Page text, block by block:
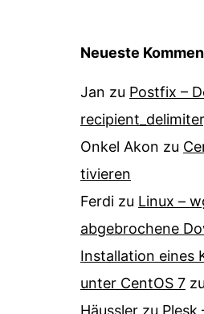
Neueste
Jan zu Postfix –
Onkel Akon zu
ti­vie­ren
Ferdi zu Linux –
abgebrochene
Installation eines
unter CentOS 7 zu
Häussler zu Plesk